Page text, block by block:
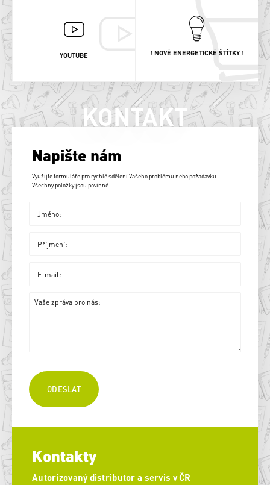
YOUTUBE ! NOVÉ ENERGETICKÉ ŠTÍTKY !
KONTAKT
Napište nám
Využijte formuláře pro rychlé sdělení Vašeho problému nebo požadavku.
Všechny položky jsou povinné.
Kontakty
Autorizovaný distributor a servis v ČR